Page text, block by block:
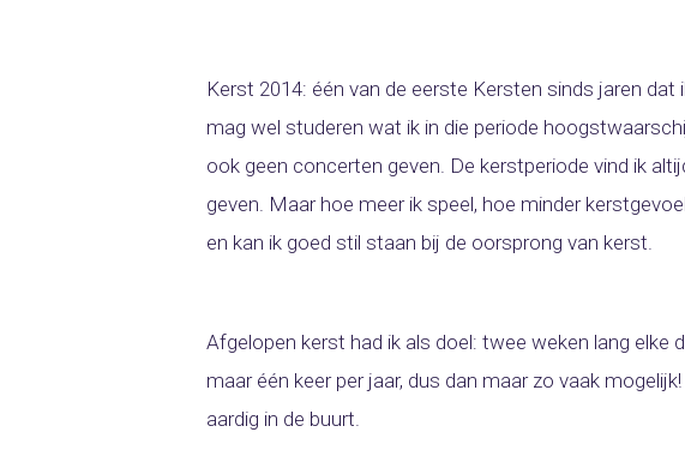
Kerst 2014: één van de eerste Kersten sinds jaren
mag wel studeren wat ik in die periode
ook geen concerten geven. De kerstperiode vind ik
geven. Maar hoe meer ik speel, hoe minder
en kan ik goed stil staan bij de oorsprong van kerst.
Afgelopen kerst had ik als doel: twee weken lang
maar één keer per jaar, dus dan maar zo vaak
aardig in de buurt.